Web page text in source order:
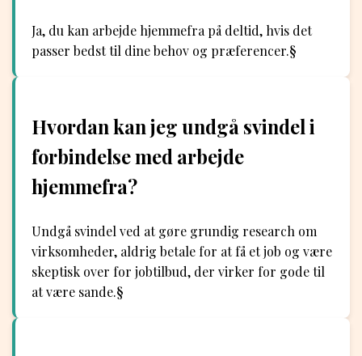
Ja, du kan arbejde hjemmefra på deltid, hvis det
passer bedst til dine behov og præferencer.§
Hvordan kan jeg undgå svindel i
forbindelse med arbejde
hjemmefra?
Undgå svindel ved at gøre grundig research om
virksomheder, aldrig betale for at få et job og være
skeptisk over for jobtilbud, der virker for gode til
at være sande.§